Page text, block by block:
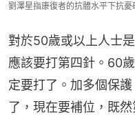
劉澤星指康復者的抗體水平下抗憂
對於50歲或以上人士
應該要打第四針。60
定要打了。加多個保
了，現在要補位，既